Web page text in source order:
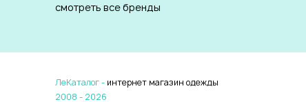
смотреть все бренды
ЛеКаталог - интернет магазин одежды
2008 - 2026